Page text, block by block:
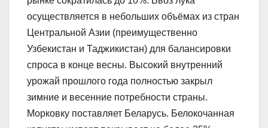
осуществляется в небольших объёмах из стран
Центральной Азии (преимущественно
Узбекистан и Таджикистан) для балансировки
спроса в конце весны. Высокий внутренний
урожай прошлого года полностью закрыл
зимние и весенние потребности страны.
Морковку поставляет Беларусь. Белокочанная